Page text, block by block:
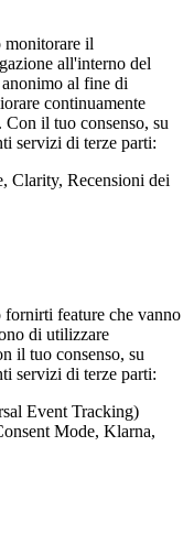
monitorare il
all'interno del
al fine di
continuamente
Con il tuo consenso, su
servizi di terze parti:
Clarity, Recensioni dei
fornirti feature che vanno
di utilizzare
il tuo consenso, su
servizi di terze parti:
Event Tracking)
Mode, Klarna,